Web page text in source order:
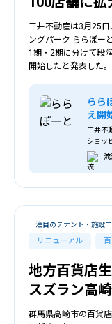
三井不動産は3月25
ングパーク ららぽー
1期・2期に分けて段
開始したと発表した。
らら
え開
三井不
ショッ
計画」
工事の
流
リニューアル
「注目のテナント・施設
地方百貨店
スズラン高
群馬県高崎市の百貨